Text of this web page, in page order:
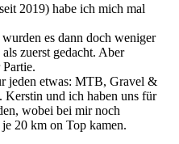
2019) habe ich mich mal
es dann doch weniger
zuerst gedacht. Aber
jeden etwas: MTB, Gravel &
Kerstin und ich haben uns für
wobei bei mir noch
20 km on Top kamen.